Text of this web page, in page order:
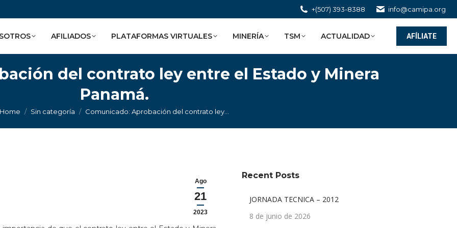
+(507) 393-8388 info@camipa.org
AFILIADOS PLATAFORMAS VIRTUALES MINERÍA TSM ACTUALIDAD AFÍLIATE
del contrato ley entre el Estado y Minera
Panamá.
You are here:
Home Sin categoría Comunicado: Aprobación del contrato ley…
Ago
21
2023
Recent Posts
JORNADA TECNICA – 2012
8 de junio de 2026